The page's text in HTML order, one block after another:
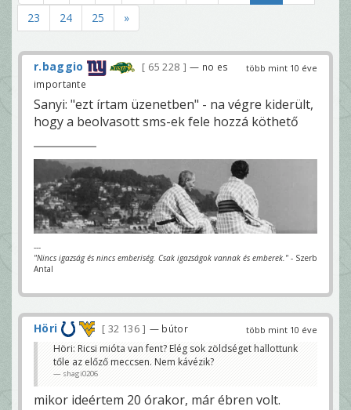
23
24 25 »
több mint 10 éve
r.baggio 65 228
— no es
importante
Sanyi: "ezt írtam üzenetben" - na végre kiderült,
hogy a beolvasott sms-ek fele hozzá köthető
---
"Nincs igazság és nincs emberiség. Csak igazságok vannak és emberek." - Szerb
Antal
több mint 10 éve
Höri 32 136 — bútor
Höri: Ricsi mióta van fent? Elég sok zöldséget hallottunk
tőle az előző meccsen. Nem kávézik?
shagi0206
mikor ideértem 20 órakor, már ébren volt.